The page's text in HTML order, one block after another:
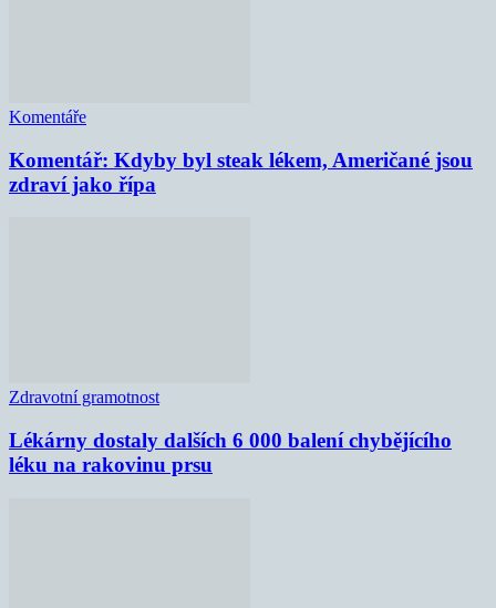
Komentáře
Komentář: Kdyby byl steak lékem, Američané jsou
zdraví jako řípa
Zdravotní gramotnost
Lékárny dostaly dalších 6 000 balení chybějícího
léku na rakovinu prsu